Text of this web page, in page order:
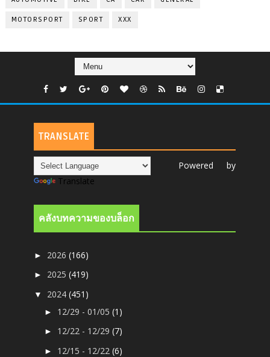
MOTORSPORT SPORT XXX
TRANSLATE
Powered by
Translate
คลังบทความของบล็อก
► 2026(166)
► 2025(419)
▼ 2024(451)
► 12/29 - 01/05(1)
► 12/22 - 12/29(7)
► 12/15 - 12/22(6)